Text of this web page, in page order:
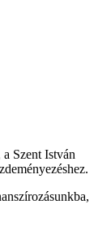
Szent István